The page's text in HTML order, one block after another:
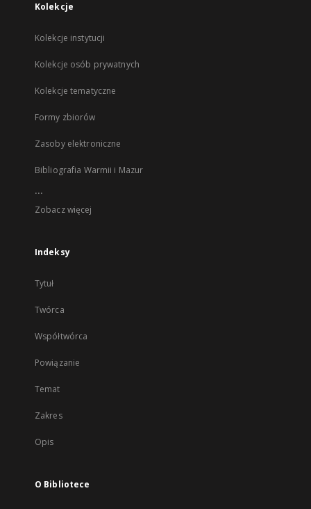
Kolekcje
Kolekcje instytucji
Kolekcje osób prywatnych
Kolekcje tematyczne
Formy zbiorów
Zasoby elektroniczne
Bibliografia Warmii i Mazur
...
Zobacz więcej
Indeksy
Tytuł
Twórca
Współtwórca
Powiązanie
Temat
Zakres
Opis
O Bibliotece